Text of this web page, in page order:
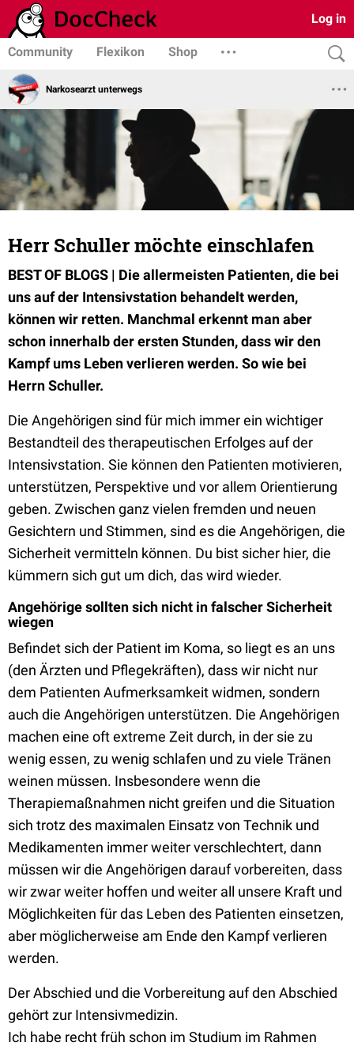
Log in
Community Flexikon Shop
Narkosearzt unterwegs
Herr Schuller möchte einschlafen
BEST OF BLOGS | Die allermeisten Patienten, die bei
uns auf der Intensivstation behandelt werden,
können wir retten. Manchmal erkennt man aber
schon innerhalb der ersten Stunden, dass wir den
Kampf ums Leben verlieren werden. So wie bei
Herrn Schuller.
Die Angehörigen sind für mich immer ein wichtiger
Bestandteil des therapeutischen Erfolges auf der
Intensivstation. Sie können den Patienten motivieren,
unterstützen, Perspektive und vor allem Orientierung
geben. Zwischen ganz vielen fremden und neuen
Gesichtern und Stimmen, sind es die Angehörigen, die
Sicherheit vermitteln können. Du bist sicher hier, die
kümmern sich gut um dich, das wird wieder.
Angehörige sollten sich nicht in falscher Sicherheit
wiegen
Befindet sich der Patient im Koma, so liegt es an uns
(den Ärzten und Pflegekräften), dass wir nicht nur
dem Patienten Aufmerksamkeit widmen, sondern
auch die Angehörigen unterstützen. Die Angehörigen
machen eine oft extreme Zeit durch, in der sie zu
wenig essen, zu wenig schlafen und zu viele Tränen
weinen müssen. Insbesondere wenn die
Therapiemaßnahmen nicht greifen und die Situation
sich trotz des maximalen Einsatz von Technik und
Medikamenten immer weiter verschlechtert, dann
müssen wir die Angehörigen darauf vorbereiten, dass
wir zwar weiter hoffen und weiter all unsere Kraft und
Möglichkeiten für das Leben des Patienten einsetzen,
aber möglicherweise am Ende den Kampf verlieren
werden.
Der Abschied und die Vorbereitung auf den Abschied
gehört zur Intensivmedizin.
Ich habe recht früh schon im Studium im Rahmen